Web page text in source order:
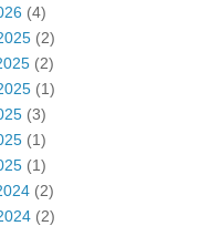
(4)
(2)
(2)
(1)
(3)
(1)
(1)
(2)
(2)